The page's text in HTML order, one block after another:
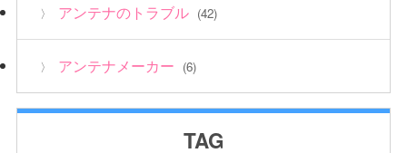
アンテナのトラブル (42)
アンテナメーカー (6)
TAG